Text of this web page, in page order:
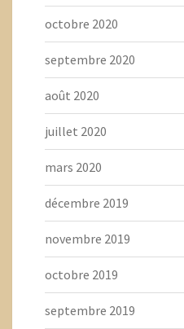
octobre 2020
septembre 2020
août 2020
juillet 2020
mars 2020
décembre 2019
novembre 2019
octobre 2019
septembre 2019